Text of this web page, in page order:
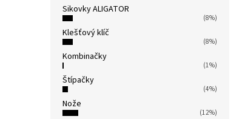
Sikovky ALIGATOR
(8%)
Klešťový klíč
(8%)
Kombinačky
(1%)
Štípačky
(4%)
Nože
(12%)